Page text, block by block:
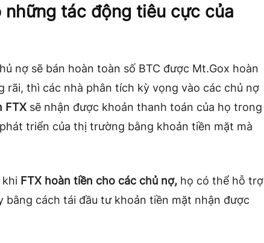
những tác động tiêu cực của
nợ sẽ bán hoàn toàn số BTC được Mt.Gox hoàn
rãi, thì các nhà phân tích kỳ vọng vào các chủ nợ
FTX sẽ nhận được khoản thanh toán của họ trong
triển của thị trường bằng khoản tiền mặt mà
khi FTX hoàn tiền cho các chủ nợ, họ có thể hỗ trợ
cách tái đầu tư khoản tiền mặt nhận được